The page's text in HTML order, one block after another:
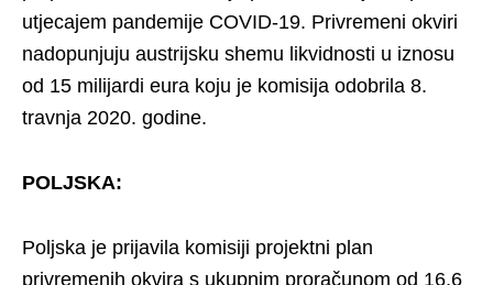
utjecajem pandemije COVID-19. Privremeni okviri
nadopunjuju austrijsku shemu likvidnosti u iznosu
od 15 milijardi eura koju je komisija odobrila 8.
travnja 2020. godine.
POLJSKA:
Poljska je prijavila komisiji projektni plan
privremenih okvira s ukupnim proračunom od 16,6